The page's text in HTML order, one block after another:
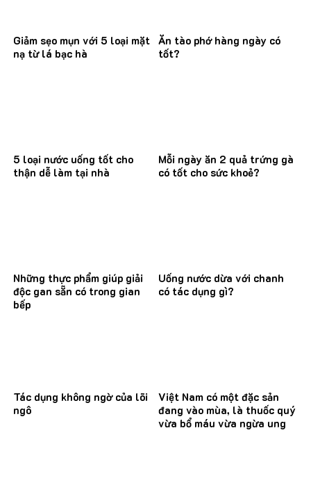
Giảm sẹo mụn với 5 loại mặt
nạ từ lá bạc hà
Ăn tào phớ hàng ngày có
tốt?
5 loại nước uống tốt cho
thận dễ làm tại nhà
Mỗi ngày ăn 2 quả trứng gà
có tốt cho sức khoẻ?
Những thực phẩm giúp giải
độc gan sẵn có trong gian
bếp
Uống nước dừa với chanh
có tác dụng gì?
Tác dụng không ngờ của lõi
ngô
Việt Nam có một đặc sản
đang vào mùa, là thuốc quý
vừa bổ máu vừa ngừa ung